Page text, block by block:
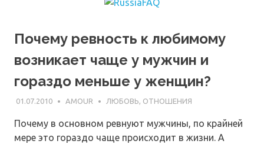
Почему ревность к любимому
возникает чаще у мужчин и
гораздо меньше у женщин?
01.07.2010 AMOUR ЛЮБОВЬ, ОТНОШЕНИЯ
Почему в основном ревнуют мужчины, по крайней
мере это гораздо чаще происходит в жизни. А